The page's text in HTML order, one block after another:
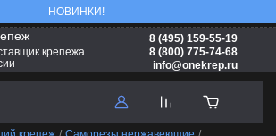
НОВИНКИ!
крепежа
8 (495) 159-55-19
8 (800) 775-74-68
info@onekrep.ru